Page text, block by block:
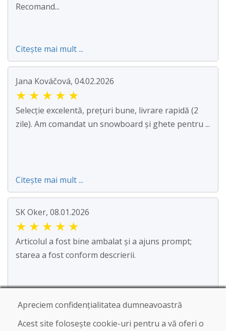
Recomand...
Citește mai mult ...
Jana Kováčová, 04.02.2026
★ ★ ★ ★ ★
Selecție excelentă, prețuri bune, livrare rapidă (2
zile). Am comandat un snowboard și ghete pentru ...
Citește mai mult ...
SK Oker, 08.01.2026
★ ★ ★ ★ ★
Articolul a fost bine ambalat și a ajuns prompt;
starea a fost conform descrierii.
Apreciem confidențialitatea dumneavoastră
Acest site folosește cookie-uri pentru a vă oferi o